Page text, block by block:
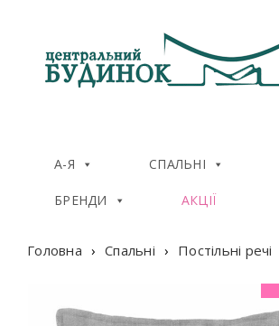
А-Я СПАЛЬНІ
БРЕНДИ АКЦІЇ
Головна › Спальні › Постільні речі